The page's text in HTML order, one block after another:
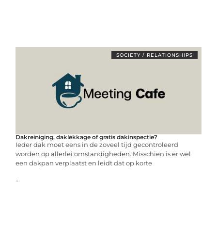
SOCIETY / RELATIONSHIPS
Dakreiniging, daklekkage of gratis dakinspectie?
Ieder dak moet eens in de zoveel tijd gecontroleerd
worden op allerlei omstandigheden. Misschien is er wel
een dakpan verplaatst en leidt dat op korte
...